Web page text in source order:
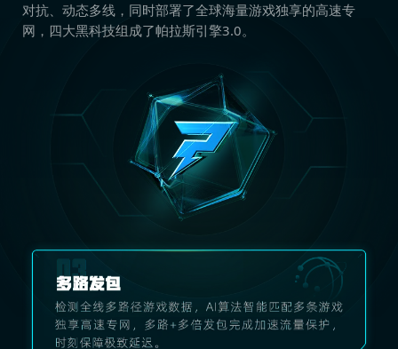
对抗、动态多线，同时部署了全球海量游戏独享的高速专
网，四大黑科技组成了帕拉斯引擎3.0。